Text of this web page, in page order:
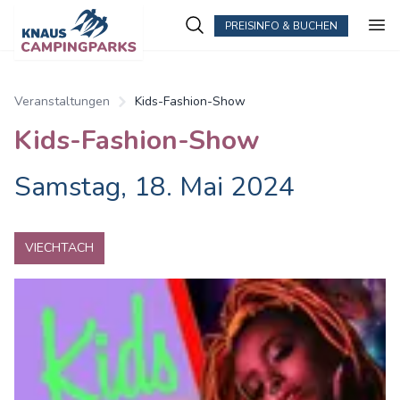
PREISINFO & BUCHEN
Veranstaltungen Kids-Fashion-Show
Kids-Fashion-Show
Samstag, 18. Mai 2024
VIECHTACH